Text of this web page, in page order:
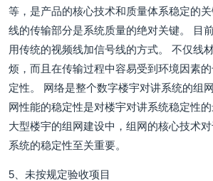
等，是产品的核心技术和质量体系稳定的
线的传输部分是系统质量的绝对关键。 目
用传统的视频线加信号线的方式。 不仅线
烦，而且在传输过程中容易受到环境因素
定性。 网络是整个数字楼宇对讲系统的组
网性能的稳定性是对楼宇对讲系统稳定性
大型楼宇的组网建设中，组网的核心技术
系统的稳定性至关重要。
5、未按规定验收项目